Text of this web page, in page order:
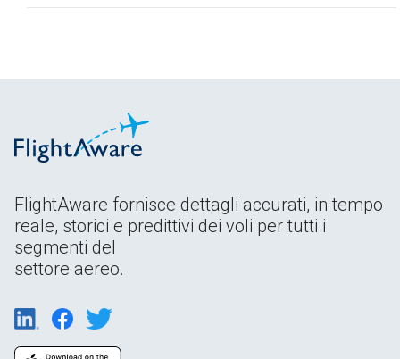
FlightAware fornisce dettagli accurati, in tempo
reale, storici e predittivi dei voli per tutti i
segmenti del
settore aereo.